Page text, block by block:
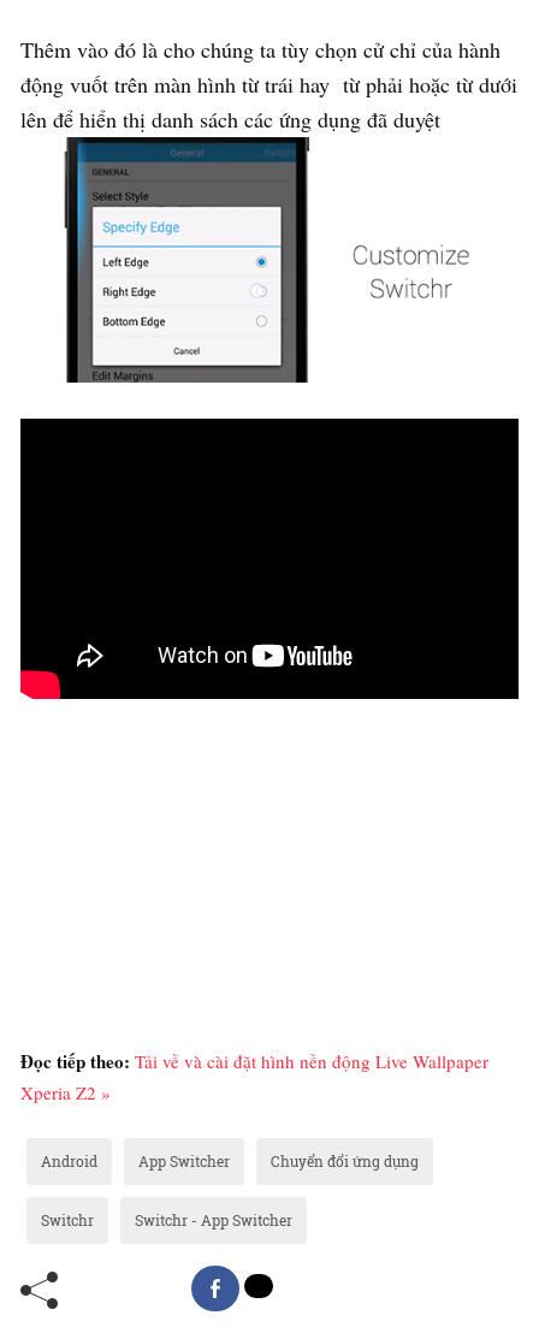
Thêm vào đó là cho chúng ta tùy chọn cử chỉ của hành
động vuốt trên màn hình từ trái hay từ phải hoặc từ dưới
lên để hiển thị danh sách các ứng dụng đã duyệt
Đọc tiếp theo: Tải về và cài đặt hình nền động Live Wallpaper
Xperia Z2 »
Android App Switcher Chuyển đổi ứng dụng
Switchr Switchr - App Switcher